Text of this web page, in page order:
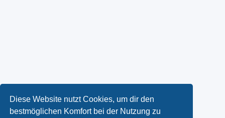
Diese Website nutzt Cookies, um dir den
bestmöglichen Komfort bei der Nutzung zu